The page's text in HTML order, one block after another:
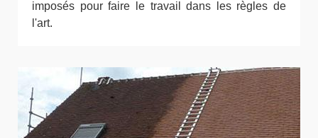
imposés pour faire le travail dans les règles de
l'art.